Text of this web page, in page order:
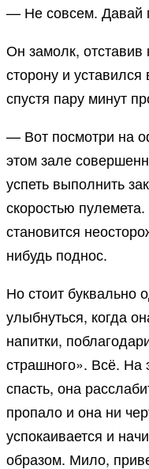
— Не совсем. Давай
Он замолк, отставив
сторону и
спустя пару минут
— Вот посмотри на
этом зале
успеть выполнить
скоростью
становится
нибудь поднос.
Но стоит буквально
улыбнуться, когда
напитки,
страшного». Всё. На
спасть, она
пропало и она ни
успокаивается и
образом. Мило,